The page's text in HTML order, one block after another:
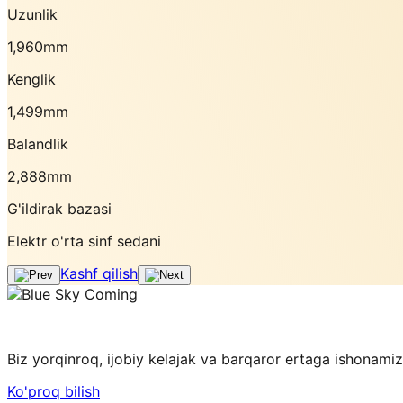
Uzunlik
1,960mm
Kenglik
1,499mm
Balandlik
2,888mm
G'ildirak bazasi
Elektr o'rta sinf sedani
Uzunlik
1,960mm
Kenglik
1,499mm
Balandlik
2,888mm
G'ildirak bazasi
Uzunlik
1,995mm
Kenglik
1,703mm
Balandlik
2,915mm
G'ildirak bazasi
Uzunlik
1,989mm
Kenglik
1,750mm
Balandlik
3,070mm
G'ildirak bazasi
Uzunlik
2,017mm
Kenglik
1,621mm
Balandlik
3,250mm
G'ildirak bazasi
Kashf qilish
Biz yorqinroq, ijobiy kelajak va barqaror ertaga
Ko'proq bilish